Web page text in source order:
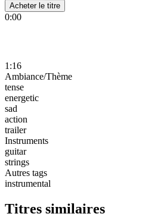
Acheter le titre
0:00
1:16
Ambiance/Thème
tense
energetic
sad
action
trailer
Instruments
guitar
strings
Autres tags
instrumental
Titres similaires